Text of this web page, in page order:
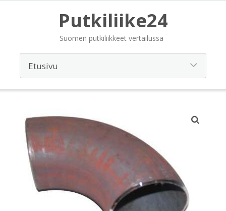
Putkiliike24
Suomen putkiliikkeet vertailussa